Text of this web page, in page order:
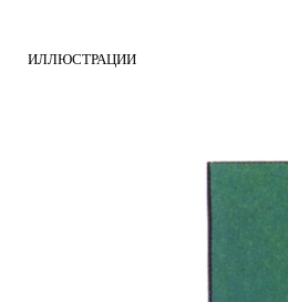
ИЛЛЮСТРАЦИИ